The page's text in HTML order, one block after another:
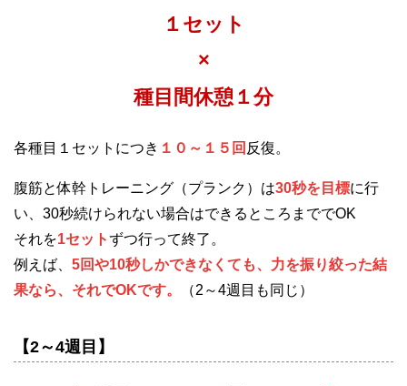
１セット
×
種目間休憩１分
各種目１セットにつき １０～１５回 反復。
腹筋と体幹トレーニング（プランク）は30秒を目標に行
い、30秒続けられない場合はできるところまででOK
それを1セットずつ行って終了。
例えば、 5回や10秒しかできなくても、力を振り絞った結
果なら、それでOKです。
（2～4週目も同じ）
【2～4週目】